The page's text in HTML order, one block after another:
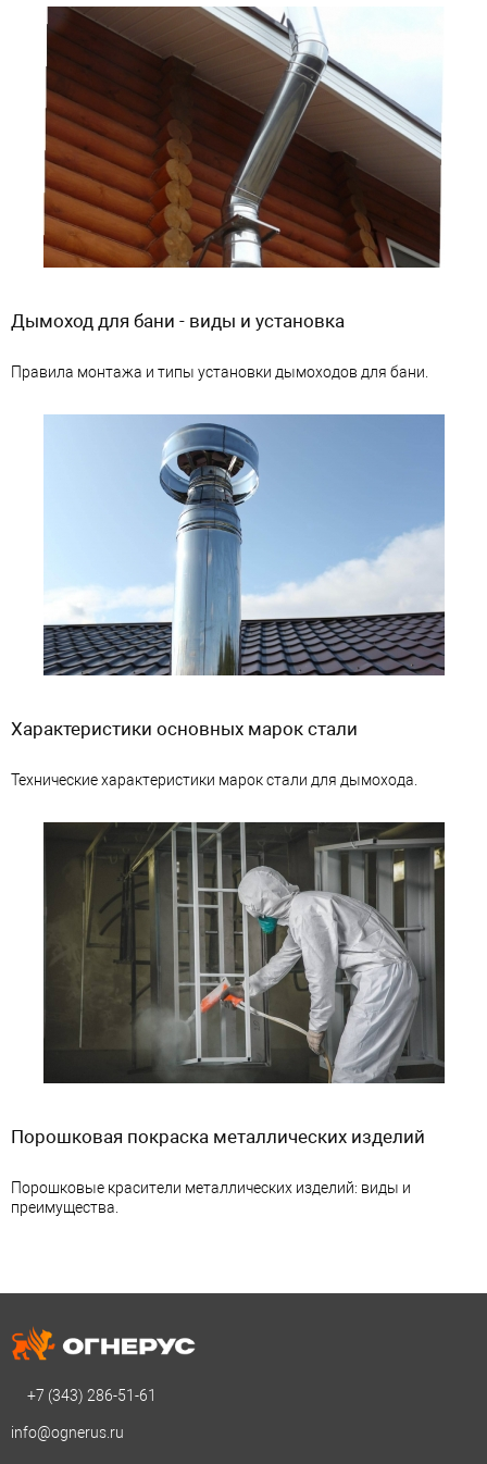
Дымоход для бани - виды и установка
Правила монтажа и типы установки дымоходов для бани.
Характеристики основных марок стали
Технические характеристики марок стали для дымохода.
Порошковая покраска металлических изделий
Порошковые красители металлических изделий: виды и
преимущества.
+7 (343) 286-51-61
info@ognerus.ru